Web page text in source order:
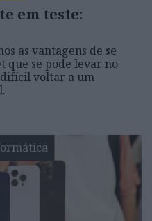
em teste:
as vantagens de se
que se pode levar no
difícil voltar a um